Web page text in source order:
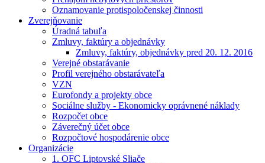
Oznamovanie protispoločenskej činnosti
Zverejňovanie
Úradná tabuľa
Zmluvy, faktúry a objednávky
Zmluvy, faktúry, objednávky pred 20. 12. 2016
Verejné obstarávanie
Profil verejného obstarávateľa
VZN
Eurofondy a projekty obce
Sociálne služby - Ekonomicky oprávnené náklady
Rozpočet obce
Záverečný účet obce
Rozpočtové hospodárenie obce
Organizácie
1. OFC Liptovské Sliače